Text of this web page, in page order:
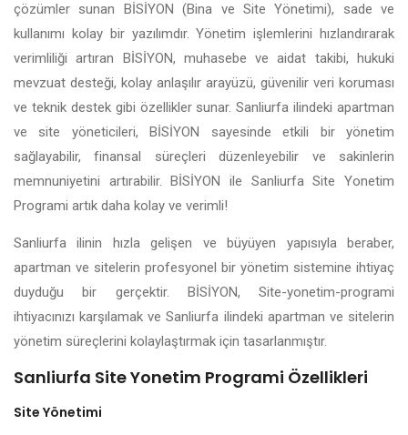
çözümler sunan BİSİYON (Bina ve Site Yönetimi), sade ve
kullanımı kolay bir yazılımdır. Yönetim işlemlerini hızlandırarak
verimliliği artıran BİSİYON, muhasebe ve aidat takibi, hukuki
mevzuat desteği, kolay anlaşılır arayüzü, güvenilir veri koruması
ve teknik destek gibi özellikler sunar. Sanliurfa ilindeki apartman
ve site yöneticileri, BİSİYON sayesinde etkili bir yönetim
sağlayabilir, finansal süreçleri düzenleyebilir ve sakinlerin
memnuniyetini artırabilir. BİSİYON ile Sanliurfa Site Yonetim
Programi artık daha kolay ve verimli!
Sanliurfa ilinin hızla gelişen ve büyüyen yapısıyla beraber,
apartman ve sitelerin profesyonel bir yönetim sistemine ihtiyaç
duyduğu bir gerçektir. BİSİYON, Site-yonetim-programi
ihtiyacınızı karşılamak ve Sanliurfa ilindeki apartman ve sitelerin
yönetim süreçlerini kolaylaştırmak için tasarlanmıştır.
Sanliurfa Site Yonetim Programi Özellikleri
Site Yönetimi